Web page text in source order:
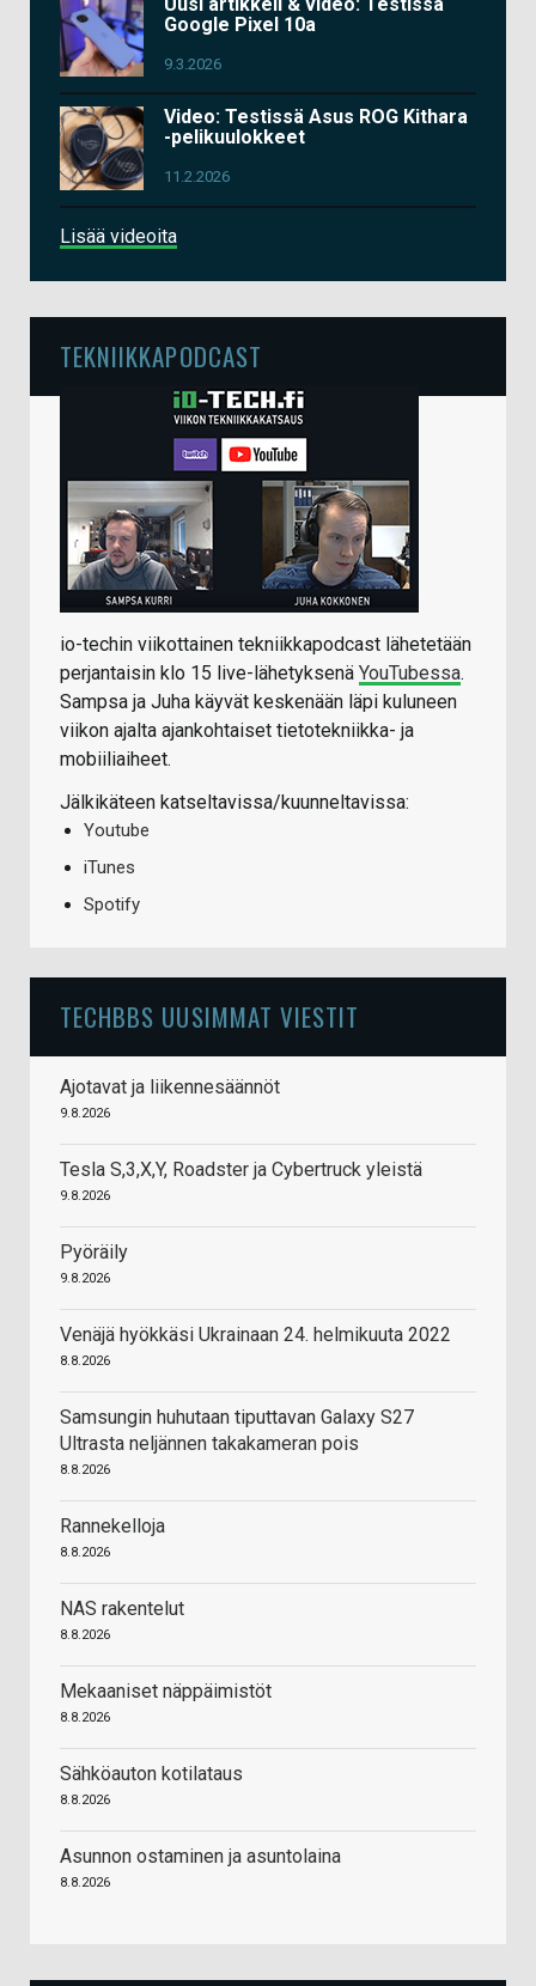
Google Pixel 10a
9.3.2026
Video: Testissä Asus ROG Kithara
-pelikuulokkeet
11.2.2026
Lisää videoita
TEKNIIKKAPODCAST
io-techin viikottainen tekniikkapodcast lähetetään
perjantaisin klo 15 live-lähetyksenä YouTubessa.
Sampsa ja Juha käyvät keskenään läpi kuluneen
viikon ajalta ajankohtaiset tietotekniikka- ja
mobiiliaiheet.
Jälkikäteen katseltavissa/kuunneltavissa:
Youtube
iTunes
Spotify
TECHBBS UUSIMMAT VIESTIT
Ajotavat ja liikennesäännöt
9.8.2026
Tesla S,3,X,Y, Roadster ja Cybertruck yleistä
9.8.2026
Pyöräily
9.8.2026
Venäjä hyökkäsi Ukrainaan 24. helmikuuta 2022
8.8.2026
Samsungin huhutaan tiputtavan Galaxy S27
Ultrasta neljännen takakameran pois
8.8.2026
Rannekelloja
8.8.2026
NAS rakentelut
8.8.2026
Mekaaniset näppäimistöt
8.8.2026
Sähköauton kotilataus
8.8.2026
Asunnon ostaminen ja asuntolaina
8.8.2026